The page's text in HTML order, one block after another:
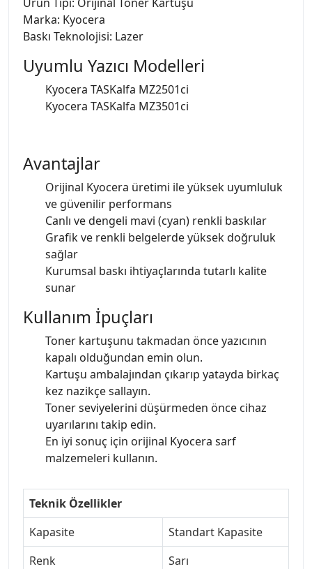
Marka: Kyocera
Baskı Teknolojisi: Lazer
Uyumlu Yazıcı Modelleri
Kyocera TASKalfa MZ2501ci
Kyocera TASKalfa MZ3501ci
Avantajlar
Orijinal Kyocera üretimi ile yüksek uyumluluk
ve güvenilir performans
Canlı ve dengeli mavi (cyan) renkli baskılar
Grafik ve renkli belgelerde yüksek doğruluk
sağlar
Kurumsal baskı ihtiyaçlarında tutarlı kalite
sunar
Kullanım İpuçları
Toner kartuşunu takmadan önce yazıcının
kapalı olduğundan emin olun.
Kartuşu ambalajından çıkarıp yatayda birkaç
kez nazikçe sallayın.
Toner seviyelerini düşürmeden önce cihaz
uyarılarını takip edin.
En iyi sonuç için orijinal Kyocera sarf
malzemeleri kullanın.
Teknik Özellikler
Kapasite
Standart Kapasite
Renk
Sarı